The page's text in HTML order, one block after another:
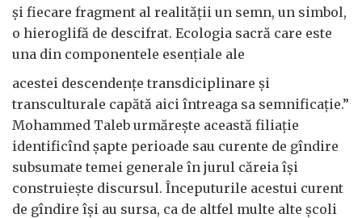
şi fiecare fragment al realităţii un semn, un simbol,
o hieroglifă de descifrat. Ecologia sacră care este
una din componentele esenţiale ale
acestei descendenţe transdiciplinare şi
transculturale capătă aici întreaga sa semnificaţie.”
Mohammed Taleb urmăreşte această filiaţie
identificînd şapte perioade sau curente de gîndire
subsumate temei generale în jurul căreia îşi
construieşte discursul. Începuturile acestui curent
de gîndire îşi au sursa, ca de altfel multe alte şcoli